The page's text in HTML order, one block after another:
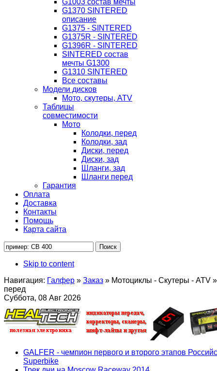
G1370 SINTERED
описание
G1375 - SINTERED
G1375R - SINTERED
G1396R - SINTERED
SINTERED состав
мечты G1300
G1310 SINTERED
Все составы
Модели дисков
Мото, скутеры, ATV
Таблицы
совместимости
Мото
Колодки, перед
Колодки, зад
Диски, перед
Диски, зад
Шланги, зад
Шланги перед
Гарантия
Оплата
Доставка
Контакты
Помощь
Карта сайта
Skip to content
Навигация: Галфер » Заказ » Мотоциклы - Скутеры - ATV »
перед
Суббота, 08 Авг 2026
GALFER - чемпион первого и второго этапов
Superbike